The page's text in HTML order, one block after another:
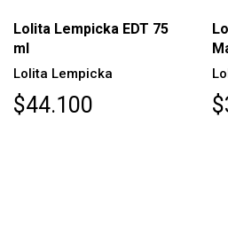
Lolita Lempicka EDT 75
ml
Lolita Lempicka
$44.100